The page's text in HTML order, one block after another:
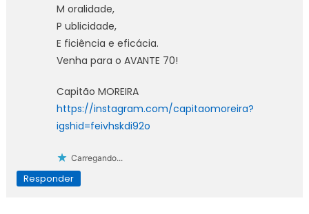
M oralidade,
P ublicidade,
E ficiência e eficácia.
Venha para o AVANTE 70!
Capitão MOREIRA
https://instagram.com/capitaomoreira?
igshid=feivhskdi92o
Carregando...
Responder